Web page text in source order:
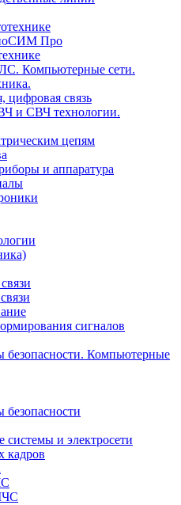
Про
Компьютерные сети.
связь
и СВЧ технологии.
цепям
и аппаратура
сигналов
Компьютерные
и электросети
кадров